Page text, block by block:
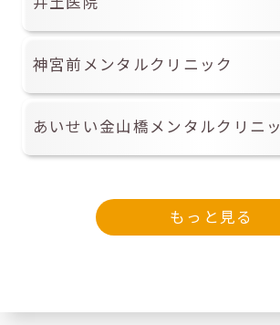
神宮前メンタルクリニック
あいせい金山橋メンタルクリニ
もっと見る